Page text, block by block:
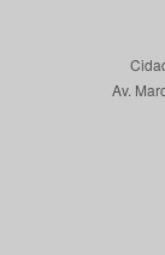
Av.